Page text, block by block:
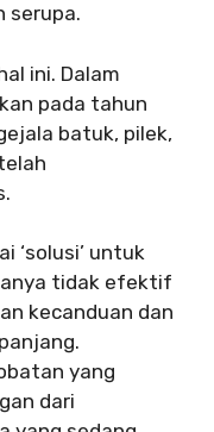
serupa.
ini. Dalam
pada tahun
batuk, pilek,
‘solusi’ untuk
tidak efektif
kecanduan dan
yang
dari